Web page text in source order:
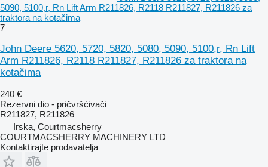
5090, 5100,r, Rn Lift Arm R211826, R2118 R211827, R211826 za
traktora na kotačima
7
John Deere 5620, 5720, 5820, 5080, 5090, 5100,r, Rn Lift
Arm R211826, R2118 R211827, R211826 za traktora na
kotačima
240 €
Rezervni dio - pričvršćivači
R211827, R211826
Irska, Courtmacsherry
COURTMACSHERRY MACHINERY LTD
Kontaktirajte prodavatelja